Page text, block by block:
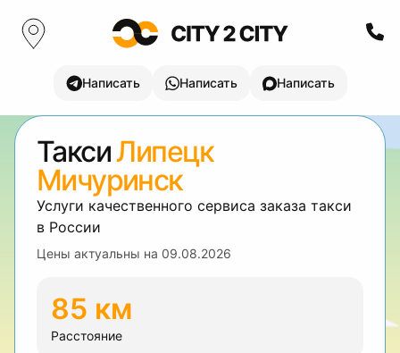
Написать Написать Написать
ТаксиЛипецк
Мичуринск
Услуги качественного сервиса заказа такси
в России
Цены актуальны на 09.08.2026
85 км
Расстояние